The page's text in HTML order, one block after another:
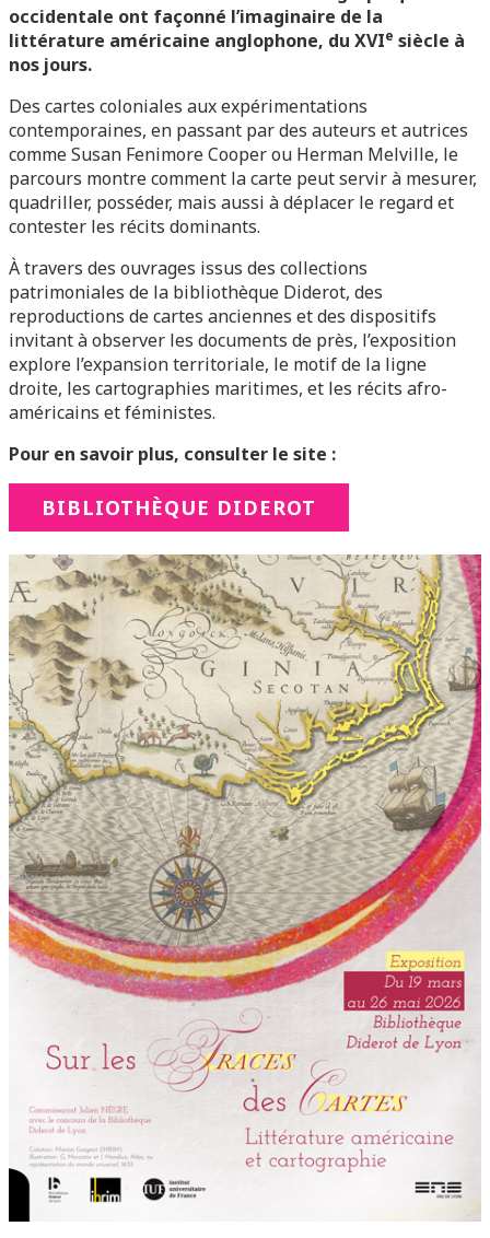
occidentale ont façonné l’imaginaire de la
littérature américaine anglophone, du XVIe siècle à
nos jours.
Des cartes coloniales aux expérimentations
contemporaines, en passant par des auteurs et autrices
comme Susan Fenimore Cooper ou Herman Melville, le
parcours montre comment la carte peut servir à mesurer,
quadriller, posséder, mais aussi à déplacer le regard et
contester les récits dominants.
À travers des ouvrages issus des collections
patrimoniales de la bibliothèque Diderot, des
reproductions de cartes anciennes et des dispositifs
invitant à observer les documents de près, l’exposition
explore l’expansion territoriale, le motif de la ligne
droite, les cartographies maritimes, et les récits afro-
américains et féministes.
Pour en savoir plus, consulter le site :
BIBLIOTHÈQUE DIDEROT